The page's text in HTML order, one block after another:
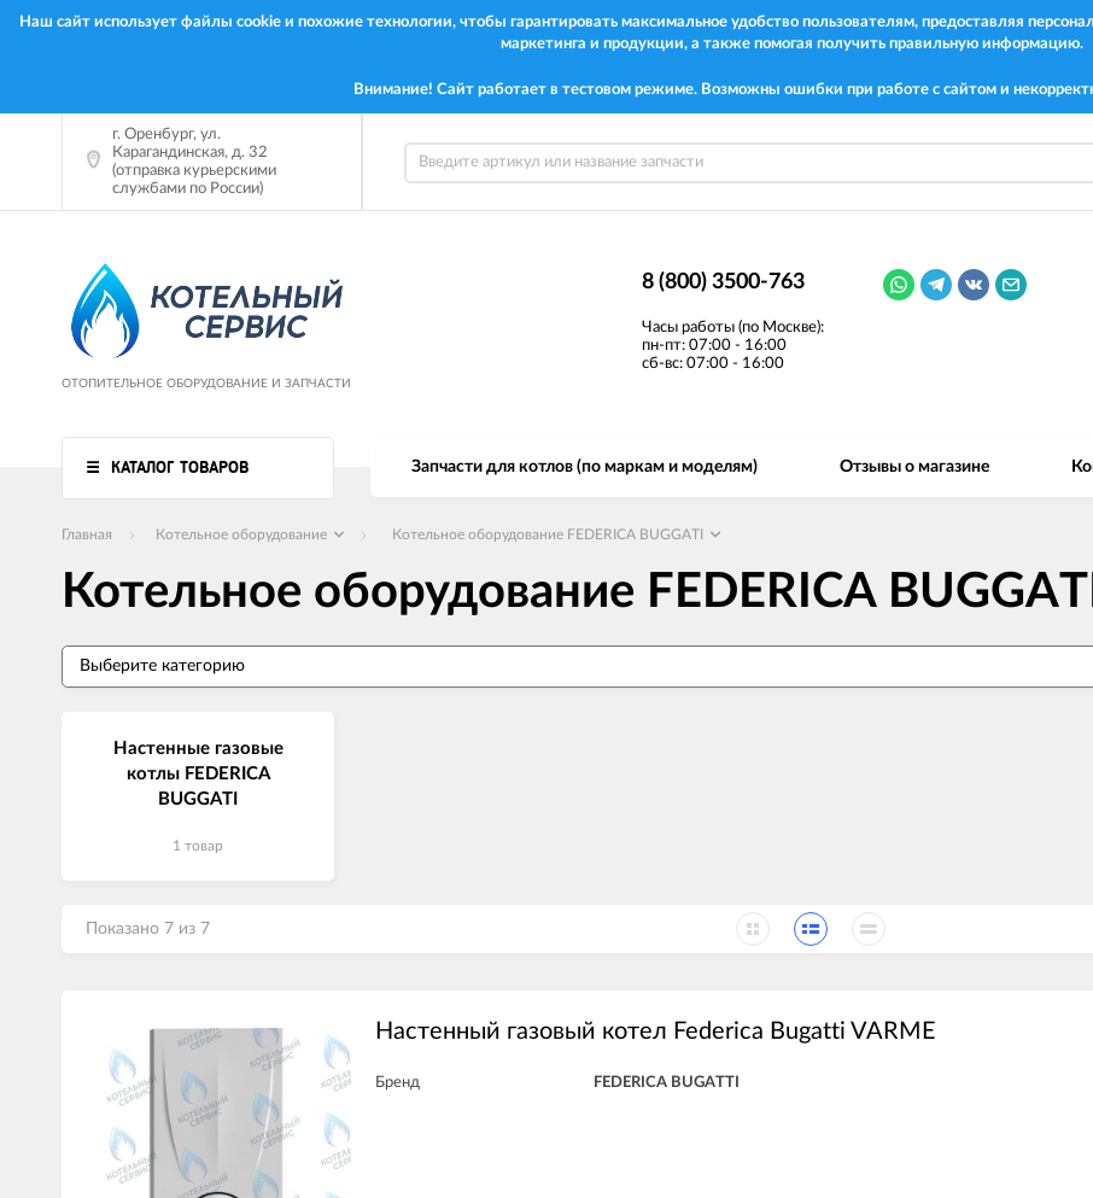
Наш сайт использует файлы cookie и похожие технологии, чтобы гарантировать максимальное удобство пользователям, предоставляя
маркетинга и продукции, а также помогая получить правильную информацию.
Внимание! Сайт работает в тестовом режиме. Возможны ошибки при работе с сайтом и
г. Оренбург, ул.
Карагандинская, д. 32
(отправка курьерскими
службами по России)
ОТОПИТЕЛЬНОЕ ОБОРУДОВАНИЕ И ЗАПЧАСТИ
8 (800) 3500-763
Часы работы (по Москве):
пн-пт: 07:00 - 16:00
сб-вс: 07:00 - 16:00
КАТАЛОГ ТОВАРОВ Запчасти для котлов (по маркам и моделям) Отзывы о магазине
Главная Котельное оборудование Котельное оборудование FEDERICA BUGGATI
Котельное оборудование FEDERICA BUGGATI
Настенные газовые
котлы FEDERICA
BUGGATI
1 товар
Показано 7 из 7
Настенный газовый котел Federica Bugatti VARME
Бренд FEDERICA BUGATTI